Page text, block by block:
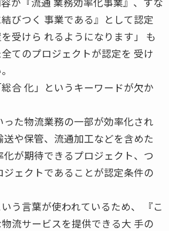
びつく 事業である』として認定
受けら れるようになります」 も
てのプロジェクトが認定を 受け
合 化」というキーワードが欠か
た物流業務の一部が効率化され
送や保管、流通加工などを含めた
が期待できるプロジェクト、つ
ジェクトであることが認定条件の
いう言葉が使われているため、 『こ
流サービスを提供できる大 手の